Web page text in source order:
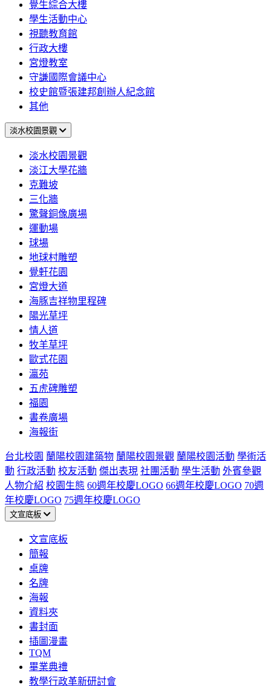
覺生綜合大樓
學生活動中心
視聽教育館
行政大樓
宮燈教室
守謙國際會議中心
校史館暨張建邦創辦人紀念館
其他
淡水校園景觀
淡水校園景觀
淡江大學花牆
克難坡
三化牆
驚聲銅像廣場
運動場
球場
地球村雕塑
覺軒花園
宮燈大道
海豚吉祥物里程碑
陽光草坪
情人道
牧羊草坪
歐式花園
瀛苑
五虎碑雕塑
福園
書卷廣場
海報街
台北校園 蘭陽校園建築物 蘭陽校園景觀 蘭陽校園活動 學術活
動 行政活動 校友活動 傑出表現 社團活動 學生活動 外賓參觀
人物介紹 校園生態 60週年校慶LOGO 66週年校慶LOGO 70週
年校慶LOGO 75週年校慶LOGO
文宣底板
文宣底板
簡報
桌牌
名牌
海報
資料夾
書封面
插圖漫畫
TQM
畢業典禮
教學行政革新研討會